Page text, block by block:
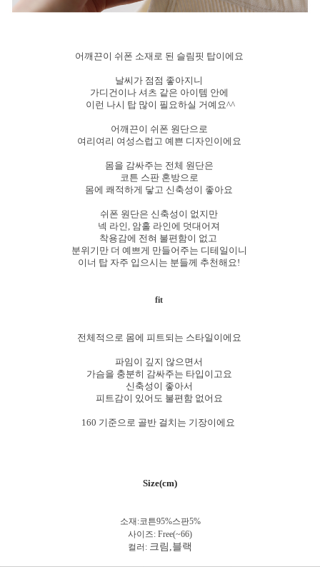
어깨끈이 쉬폰 소재로 된 슬림핏 탑이에요
날씨가 점점 좋아지니
가디건이나 셔츠 같은 아이템 안에
이런 나시 탑 많이 필요하실 거예요^^
어깨끈이 쉬폰 원단으로
여리여리 여성스럽고 예쁜 디자인이에요
몸을 감싸주는 전체 원단은
코튼 스판 혼방으로
몸에 쾌적하게 닿고 신축성이 좋아요
쉬폰 원단은 신축성이 없지만
넥 라인, 암홀 라인에 덧대어져
착용감에 전혀 불편함이 없고
분위기만 더 예쁘게 만들어주는 디테일이니
이너 탑 자주 입으시는 분들께 추천해요!
fit
전체적으로 몸에 피트되는 스타일이에요
파임이 깊지 않으면서
가슴을 충분히 감싸주는 타입이고요
신축성이 좋아서
피트감이 있어도 불편함 없어요
160 기준으로 골반 걸치는 기장이에요
Size(cm)
소재:코튼95%스판5%
사이즈: Free(~66)
컬러: 크림,블랙